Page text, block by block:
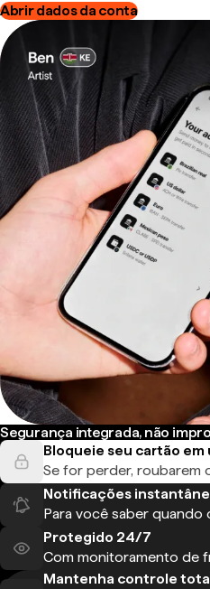
Abrir dados da conta
Segurança integrada, não
Bloqueie seu cartão em
Se for perder, roubarem
Notificações
Para você saber quando
Protegido 24/7
Com monitoramento de
Mantenha controle